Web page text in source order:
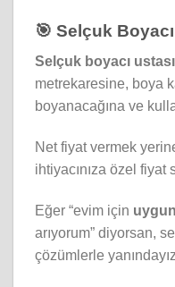
🎯 Selçuk
Selçuk boyacı
metrekaresine, boya
boyanacağına ve
Net fiyat vermek
ihtiyacınıza özel fiyat
Eğer “evim için
arıyorum” diyorsan,
çözümlerle